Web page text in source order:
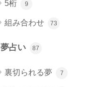
5桁 9
組み合わせ 73
夢占い 87
裏切られる夢 7